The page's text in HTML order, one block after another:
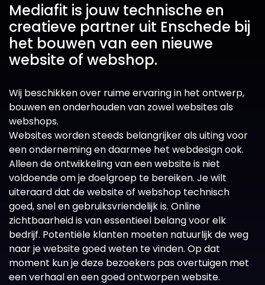
Mediafit is jouw technische en
creatieve partner uit Enschede bij
het bouwen van een nieuwe
website of webshop.
Wij beschikken over ruime ervaring in het ontwerp,
bouwen en onderhouden van zowel websites als
webshops.
Websites worden steeds belangrijker als uiting voor
een onderneming en daarmee het webdesign ook.
Alleen de ontwikkeling van een website is niet
voldoende om je doelgroep te bereiken. Je wilt
uiteraard dat de website of webshop technisch
goed, snel en gebruiksvriendelijk is. Online
zichtbaarheid is van essentieel belang voor elk
bedrijf. Potentiële klanten moeten natuurlijk de weg
naar je website goed weten te vinden. Op dat
moment kun je deze bezoekers pas overtuigen met
een verhaal en een goed ontworpen website.